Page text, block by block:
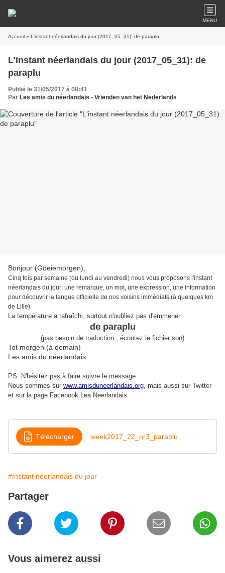
MENU
Accueil » L'instant néerlandais du jour (2017_05_31): de paraplu
L'instant néerlandais du jour (2017_05_31): de
paraplu
Publié le 31/05/2017 à 08:41
Par Les amis du néerlandais - Vrienden van het Nederlands
Bonjour (Goeiemorgen),
Cinq fois par semaine (du lundi au vendredi) nous vous proposons l'instant
néerlandais du jour: une remarque, un mot, une expression, une information
pour découvrir la langue officielle de nos voisins immédiats (à quelques km
de Lille).
La température a rafraîchi, surtout n'oubliez pas d'emmener
de paraplu
(pas besoin de traduction ; écoutez le fichier son)
Tot morgen (à demain)
Les amis du néerlandais
PS: N'hésitez pas à faire suivre le message
Nous sommes sur www.amisduneerlandais.org, mais aussi sur Twitter
et sur la page Facebook Lea Neerlandais
Télécharger week2017_22_nr3_paraplu
#Instant néerlandais du jour
Partager
Vous aimerez aussi